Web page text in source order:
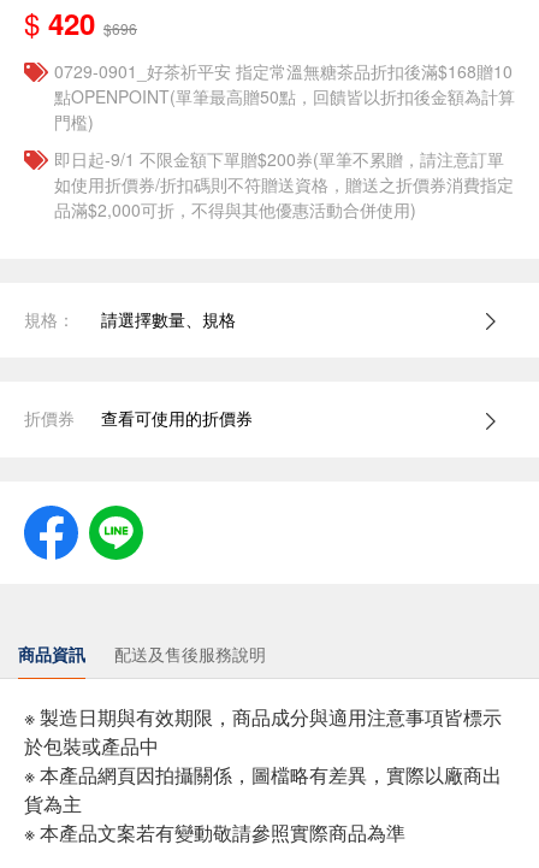
$ 420 $696
​​0729-0901_好茶祈平安 指定常溫無糖茶品折扣後滿$168贈10
點OPENPOINT(單筆最高贈50點，回饋皆以折扣後金額為計算
門檻)
即日起-9/1 不限金額下單贈$200券(單筆不累贈，請注意訂單
如使用折價券/折扣碼則不符贈送資格，贈送之折價券消費指定
品滿$2,000可折，不得與其他優惠活動合併使用)
規格： 請選擇數量、規格
折價券 查看可使用的折價券
商品資訊 配送及售後服務說明
※ 製造日期與有效期限，商品成分與適用注意事項皆標示
於包裝或產品中
※ 本產品網頁因拍攝關係，圖檔略有差異，實際以廠商出
貨為主
※ 本產品文案若有變動敬請參照實際商品為準